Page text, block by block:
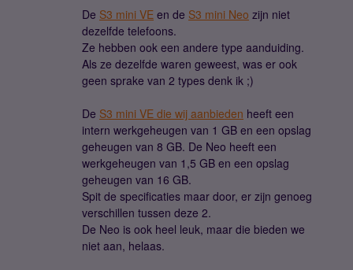
De S3 mini VE en de S3 mini Neo zijn niet
dezelfde telefoons.
Ze hebben ook een andere type aanduiding.
Als ze dezelfde waren geweest, was er ook
geen sprake van 2 types denk ik ;)
De S3 mini VE die wij aanbieden heeft een
intern werkgeheugen van 1 GB en een opslag
geheugen van 8 GB. De Neo heeft een
werkgeheugen van 1,5 GB en een opslag
geheugen van 16 GB.
Spit de specificaties maar door, er zijn genoeg
verschillen tussen deze 2.
De Neo is ook heel leuk, maar die bieden we
niet aan, helaas.